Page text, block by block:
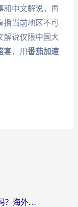
和中文解说，再
播当前地区不可
解说仅限中国大
宴，用番茄加速
ChickCN和Unblock Youku好用吗？海外党亲测3款回国加速器，附iOS免费选择指南